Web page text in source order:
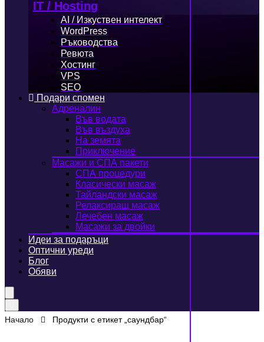
IT / Hosting
AI / Изкуствен интелект
WordPress
Ръководства
Ревюта
Хостинг
VPS
SEO
Подари спомен
Адреналин
Във водата
Във въздуха
На земята
Приключение
Масажи и СПА пакети
СПА процедури
Класически масаж
Тайландски масаж
Релаксиращ масаж
Лечебен масаж
Масажи за двойки
Идеи за подаръци
Оптични уреди
Блог
Обяви
Начало Продукти с етикет „саундбар“